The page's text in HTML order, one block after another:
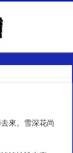
來。雪深花尚